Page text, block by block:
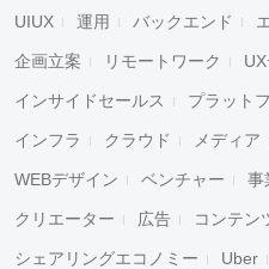
UIUX 運用 バックエンド
企画立案 リモートワーク
インサイドセールス プラット
インフラ クラウド メディア
WEBデザイン ベンチャー 事
クリエーター 広告 コンテン
シェアリングエコノミー Uber